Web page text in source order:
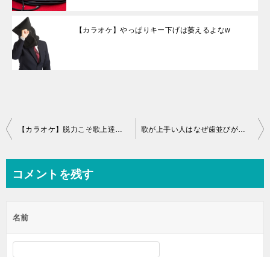
【カラオケ】やっぱりキー下げは萎えるよなw
投
ビ
ー
シ
コメントを残す
名前